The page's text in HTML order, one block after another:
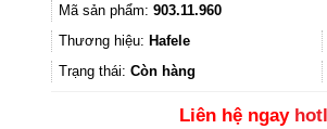
Mã sản phẩm: 903.11.960
Thương hiệu: Hafele
Trạng thái: Còn hàng
Liên hệ ngay